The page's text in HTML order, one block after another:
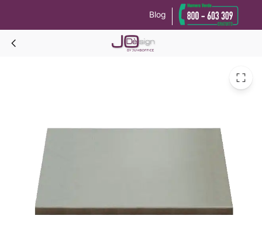
Blog
Informativa sulla raccolta
Le tue preferenze relative alla privacy